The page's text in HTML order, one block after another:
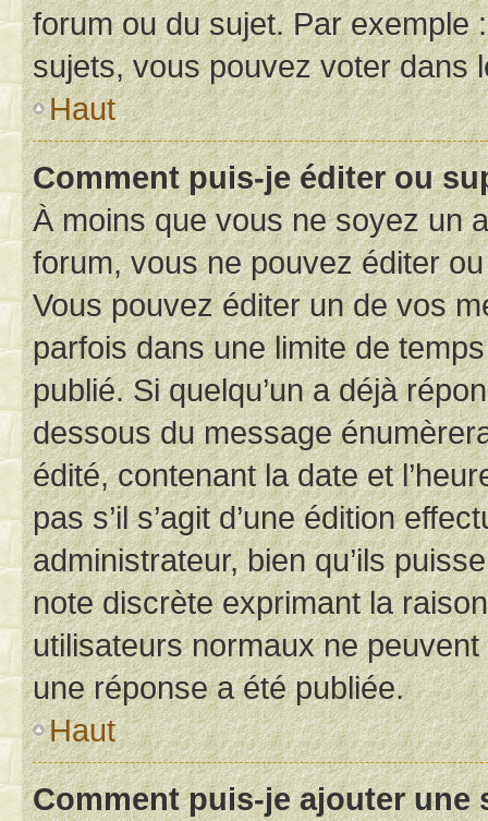
forum ou du sujet. Par exemple
sujets, vous pouvez voter dans
Haut
Comment puis-je éditer ou
À moins que vous ne soyez un
forum, vous ne pouvez éditer
Vous pouvez éditer un de vos
parfois dans une limite de
publié. Si quelqu’un a déjà
dessous du message
édité, contenant la date et
pas s’il s’agit d’une édition
administrateur, bien qu’ils
note discrète exprimant la
utilisateurs normaux ne
une réponse a été publiée.
Haut
Comment puis-je ajouter une